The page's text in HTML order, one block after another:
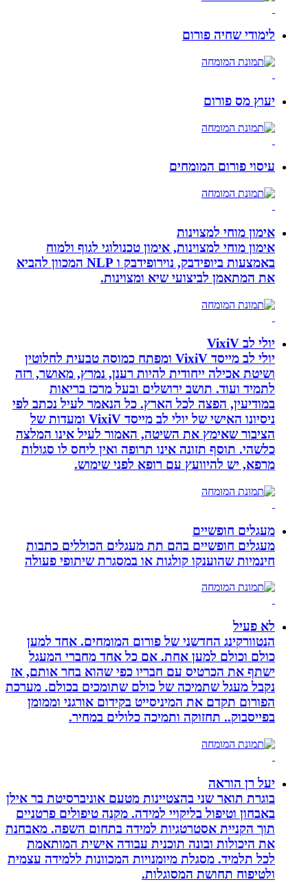
לימודי שחיה פורום
יעוץ מס פורום
עיסוי פורום המומחים
אימון מוחי למצוינות
אימון מוחי למצוינות, אימון טכנולוגי לגוף ולמוח
באמצעות ביופידבק, נוירופידבק ו NLP המכוון להביא
את המתאמן לביצועי שיא ומצוינות.
יולי לב VixiV
יולי לב מייסד VixiV ומפתח כמוסה טבעית לחלוטין
ושיטת אכילה ייחודית להיות רענן, נמרץ, מאושר, רזה
לתמיד ועוד. תושב ירושלים ובעל מרכז בריאות
במודיעין, הפצה לכל הארץ. כל הנאמר לעיל נכתב לפי
ניסיונו האישי של יולי לב מייסד VixiV ומעדות של
הציבור שאימץ את השיטה, האמור לעיל אינו המלצה
כלשהי. תוסף תזונה אינו תרופה ואין ליחס לו סגולות
מרפא, יש להיוועץ עם רופא לפני שימוש.
מעגלים חופשיים
מעגלים חופשיים בהם תת מעגלים הכוללים כתבות
חינמיות שהוענקו קולגות או במסגרת שיתופי פעולה
לא פעיל
הנטוורקינג החדשני של פורום המומחים. אחד למען
כולם וכולם למען אחת. אם כל אחד מחברי המעגל
ישתף את הכרטיס עם חבריו כפי שהוא בחר אותם, אז
נקבל מעגל שתמיכה של כולם שתומכים בכולם. מערכת
הפורום תקדם את המיניסייט בקידום אורגני וממומן
בפייסבוק.. תחזוקה ותמיכה כלולים במחיר.
יעל רן הוראה
בוגרת תואר שני בהצטיינות מטעם אוניברסיטת בר אילן
באבחון וטיפול בליקויי למידה. מקנה טיפולים פרטניים
תוך הקניית אסטרטגיות למידה בתחום השפה. מאבחנת
את היכולות ובונה תוכנית עבודה אישית המותאמת
לכל תלמיד. מסגלת מיומנויות המכוונות ללמידה עצמית
ולטיפוח תחושת המסוגלות.